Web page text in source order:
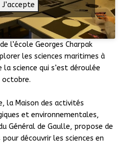
J’accepte
l’école Georges Charpak
les sciences maritimes à
science qui s’est déroulée
octobre.
la Maison des activités
et environnementales,
Général de Gaulle, propose de
découvrir les sciences en